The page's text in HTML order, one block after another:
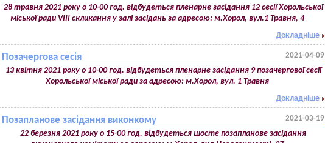
28 травня 2021 року о 10-00 год. відбудеться пленарне засідання 12 сесії Хорольської
міської ради VIII скликання у залі засідань за адресою: м.Хорол, вул.1 Травня, 4
Докладніше
Позачергова сесія 2021-04-09
13 квітня 2021 року о 10-00 год. відбудеться пленарне засідання 9 позачергової сесії
Хорольської міської ради за адресою: м.Хорол, вул. 1 Травня
Докладніше
Позапланове засідання виконкому 2021-03-19
22 березня 2021 року о 15-00 год. відбудеться шосте позапланове засідання